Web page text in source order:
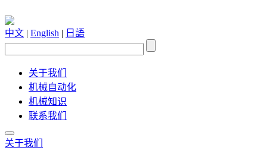
中文 | English | 日語
关于我们
机械自动化
机械知识
联系我们
关于我们